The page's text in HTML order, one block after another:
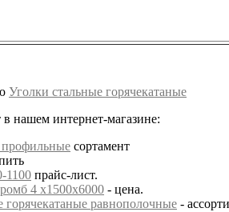
Уголки стальные горячекатаные
нашем интернет-магазине:
сортамент
1100 прайс-лист.
4 х1500х6000 - цена.
горячекатаные равнополочные -